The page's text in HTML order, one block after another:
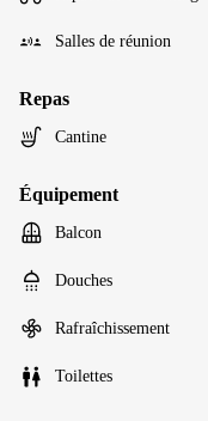
Salles de réunion
Repas
Cantine
Équipement
Balcon
Douches
Rafraîchissement
Toilettes